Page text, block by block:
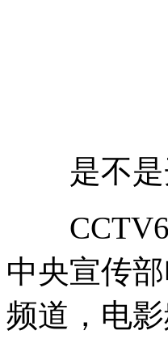
是不是
CCTV6
中央宣传
频道，电